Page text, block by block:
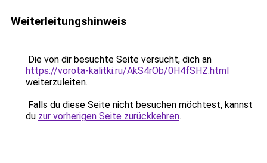
Weiterleitungshinweis
Die von dir besuchte Seite versucht, dich an
https://vorota-kalitki.ru/AkS4rOb/0H4fSHZ.html
weiterzuleiten.
Falls du diese Seite nicht besuchen möchtest, kannst
du zur vorherigen Seite zurückkehren.